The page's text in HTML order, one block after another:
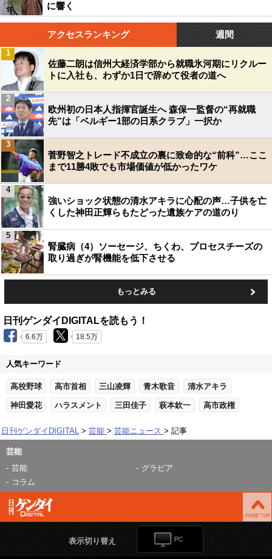
に響く
アクセスランキング 週間
佐藤二朗は信州大経済学部から就職氷河期にリクルー
トに入社も、わずか1日で辞めて役者の道へ
1
欧州初の日本人指揮官誕生へ 森保一監督の“再就職
先”は「ベルギー1部の日系クラブ」一択か
2
菅野智之トレード不成立の裏に致命的な“前科”…ここ
まで11勝4敗でも市場価値が低かったワケ
3
強いショック状態の清水アキラに心配の声…子供を亡
くした神田正輝らもたどった遺族ケアの道のり
4
腎臓病（4）ソーセージ、ちくわ、プロセスチーズの
取り過ぎが腎機能を低下させる
5
もっとみる
日刊ゲンダイDIGITALを読もう！
6.6万 18.5万
人気キーワード
高校野球 高市首相 三山凌輝 青木歌音 清水アキラ
神田愛花 ハラスメント 三田佳子 萩本欽一 高市政権
日刊ゲンダイDIGITAL 芸能 芸能ニュース 記事
芸能
芸能
グラビア
コラム
表示切り替え